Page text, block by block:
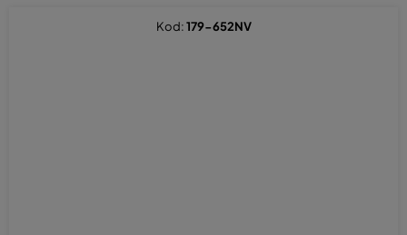
Kod:179-652NV